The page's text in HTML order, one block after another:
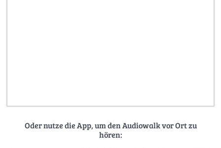
Oder nutze die App, um den Audiowalk vor Ort zu
hören: